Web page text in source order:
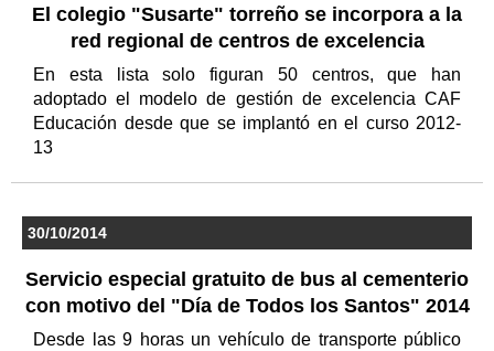
El colegio "Susarte" torreño se incorpora a la
red regional de centros de excelencia
En esta lista solo figuran 50 centros, que han
adoptado el modelo de gestión de excelencia CAF
Educación desde que se implantó en el curso 2012-
13
30/10/2014
Servicio especial gratuito de bus al cementerio
con motivo del "Día de Todos los Santos" 2014
Desde las 9 horas un vehículo de transporte público